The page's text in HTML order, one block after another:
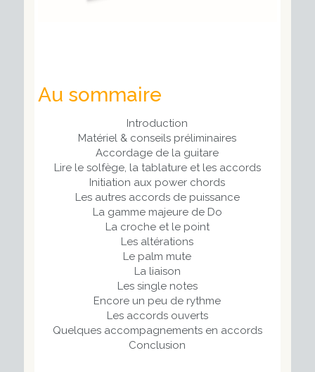
Au sommaire
Introduction
Matériel & conseils préliminaires
Accordage de la guitare
Lire le solfège, la tablature et les accords
Initiation aux power chords
Les autres accords de puissance
La gamme majeure de Do
La croche et le point
Les altérations
Le palm mute
La liaison
Les single notes
Encore un peu de rythme
Les accords ouverts
Quelques accompagnements en accords
Conclusion